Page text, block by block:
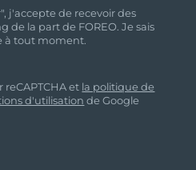
j'accepte de recevoir des
la part de FOREO. Je sais
à tout moment.
et la politique de
d'utilisation de Google